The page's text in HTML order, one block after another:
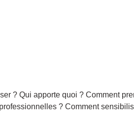
? Qui apporte quoi ? Comment
? Comment